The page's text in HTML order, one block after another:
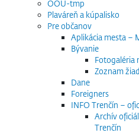
OOU-tmp
Plaváreň a kúpalisko
Pre občanov
Aplikácia mesta –
Bývanie
Fotogaléria
Zoznam
Dane
Foreigners
INFO Trenčín –
Archív
Trenčín